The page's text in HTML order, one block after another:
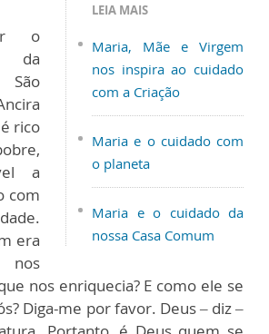
LEIA MAIS
Maria, Mãe e Virgem
nos inspira ao cuidado
com a Criação
Maria e o cuidado com
o planeta
Maria e o cuidado da
nossa Casa Comum
o
da
São
rico
a
com
era
nos enriquecia? E como ele se
Diga-me por favor. Deus – diz –